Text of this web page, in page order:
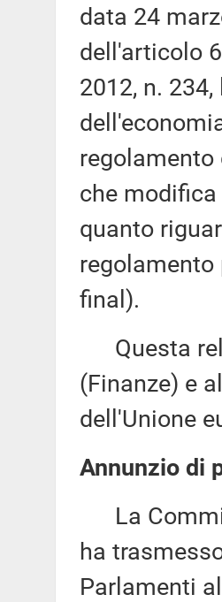
data 24
dell'articolo
2012, n.
regolamento
che
quanto
regolamento
final).
Questa
(Finanze) e
dell'Unione
Annunzio di
La
ha
Parlamenti